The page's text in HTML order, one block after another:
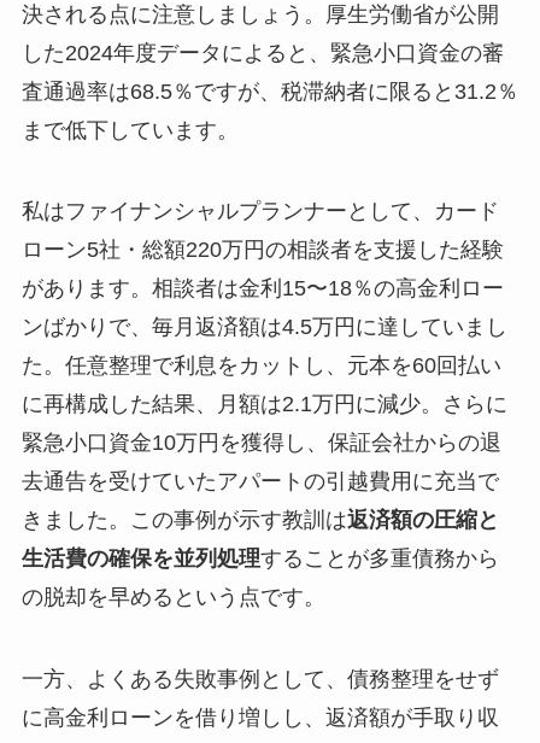
決される点に注意しましょう。厚生労働省が公開
した2024年度データによると、緊急小口資金の審
査通過率は68.5％ですが、税滞納者に限ると31.2％
まで低下しています。
私はファイナンシャルプランナーとして、カード
ローン5社・総額220万円の相談者を支援した経験
があります。相談者は金利15〜18％の高金利ロー
ンばかりで、毎月返済額は4.5万円に達していまし
た。任意整理で利息をカットし、元本を60回払い
に再構成した結果、月額は2.1万円に減少。さらに
緊急小口資金10万円を獲得し、保証会社からの退
去通告を受けていたアパートの引越費用に充当で
きました。この事例が示す教訓は返済額の圧縮と
生活費の確保を並列処理することが多重債務から
の脱却を早めるという点です。
一方、よくある失敗事例として、債務整理をせず
に高金利ローンを借り増しし、返済額が手取り収